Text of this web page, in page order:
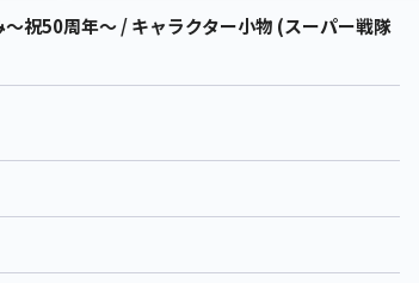
祝50周年～ / キャラクター小物 (スーパー戦隊